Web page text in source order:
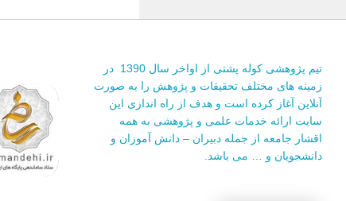
تیم پژوهشی کوله پشتی از اواخر سال 1390 در
زمینه های مختلف تحقیقات و پژوهش را به صورت
آنلاین آغاز کرده است و هدف از راه اندازی این
سایت ارائه خدمات علمی و پژوهشی به همه
اقشار جامعه از جمله دبیران – دانش آموزان و
دانشجویان و … می باشد.